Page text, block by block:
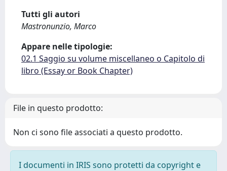
Tutti gli autori
Mastronunzio, Marco
Appare nelle tipologie:
02.1 Saggio su volume miscellaneo o Capitolo di
libro (Essay or Book Chapter)
File in questo prodotto:
Non ci sono file associati a questo prodotto.
I documenti in IRIS sono protetti da copyright e